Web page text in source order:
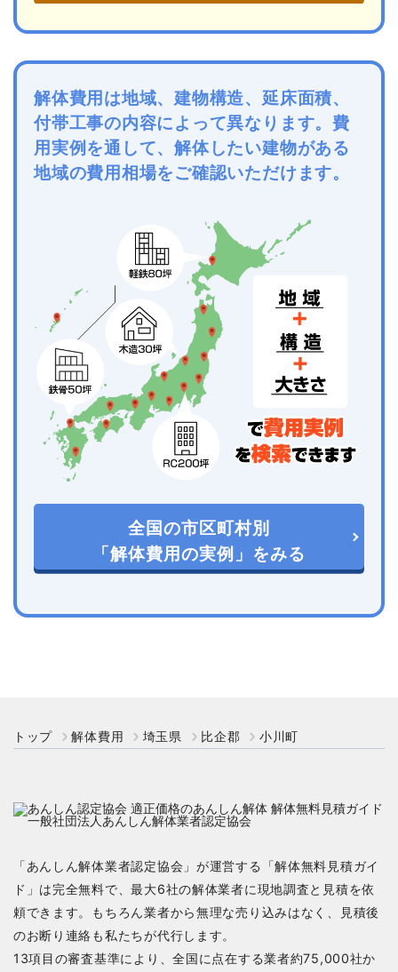
解体費用は地域、建物構造、延床面積、
付帯工事の内容によって異なります。費
用実例を通して、解体したい建物がある
地域の費用相場をご確認いただけます。
全国の市区町村別
「解体費用の実例」をみる
トップ 解体費用 埼玉県 比企郡 小川町
「あんしん解体業者認定協会」が運営する「解体無料見積ガイ
ド」は完全無料で、最大6社の解体業者に現地調査と見積を依
頼できます。もちろん業者から無理な売り込みはなく、見積後
のお断り連絡も私たちが代行します。
13項目の審査基準により、全国に点在する業者約75,000社か